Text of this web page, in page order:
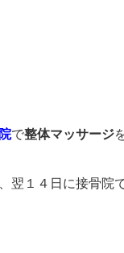
で整体マッサージ
翌１４日に接骨院